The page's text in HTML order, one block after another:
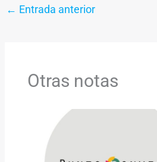
← Entrada anterior
Otras notas